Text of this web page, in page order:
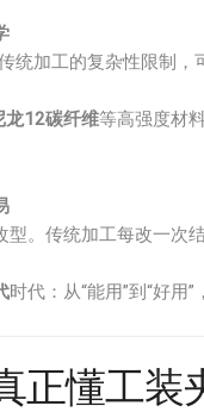
统加工的复杂性限制
龙12碳纤维等高强度材
型。传统加工每改一次
时代：从“能用”到“好用
正懂工装